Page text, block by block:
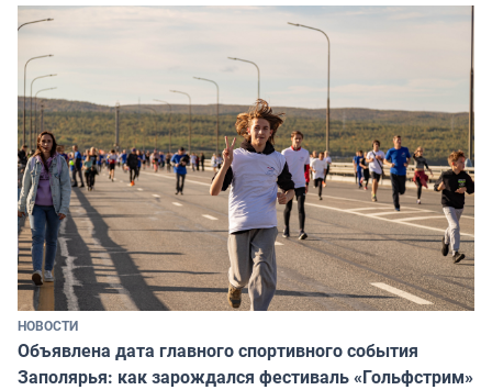
НОВОСТИ
Объявлена дата главного спортивного события
Заполярья: как зарождался фестиваль «Гольфстрим»